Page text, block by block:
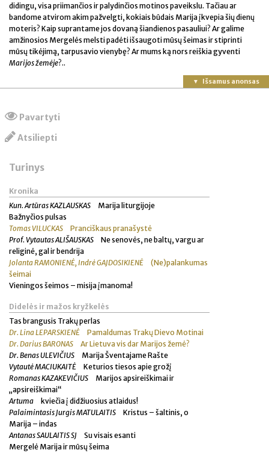
didingu, visa priimančios ir palydinčios motinos paveikslu. Tačiau ar
bandome atvirom akim pažvelgti, kokiais būdais Marija įkvepia šių dienų
moteris? Kaip suprantame jos dovaną šiandienos pasauliui? Ar galime
amžinosios Mergelės melsti padėti išsaugoti mūsų šeimas ir stiprinti
mūsų tikėjimą, tarpusavio vienybę? Ar mums ką nors reiškia gyventi
Marijos žemėje?..
Išsamus anonsas
Pavartyti
Atsiliepti
Turinys
Kronika
Kun. Artūras KAZLAUSKAS
Marija liturgijoje
Bažnyčios pulsas
Tomas VILUCKAS
Pranciškaus pranašystė
Prof. Vytautas ALIŠAUSKAS
Ne senovės, ne baltų, vargu ar
religinė, gal ir bendrija
Jolanta RAMONIENĖ, Indrė GAJDOSIKIENĖ
(Ne)palankumas
šeimai
Vieningos šeimos – misija įmanoma!
Didelės ir mažos kryžkelės
Tas brangusis Trakų perlas
Dr. Lina LEPARSKIENĖ
Pamaldumas Trakų Dievo Motinai
Dr. Darius BARONAS
Ar Lietuva vis dar Marijos žemė?
Dr. Benas ULEVIČIUS
Marija Šventajame Rašte
Vytautė MACIUKAITĖ
Keturios tiesos apie grožį
Romanas KAZAKEVIČIUS
Marijos apsireiškimai ir
„apsireiškimai“
Artuma
kviečia į didžiuosius atlaidus!
Palaimintasis Jurgis MATULAITIS
Kristus – šaltinis, o
Marija – indas
Antanas SAULAITIS SJ
Su visais esanti
Mergelė Marija ir mūsų šeima